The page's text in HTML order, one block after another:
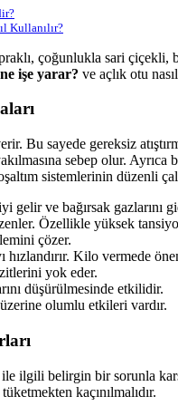
Kullanılır?
çoğunlukla sari çiçekli,
işe yarar? ve açlık otu
Bu sayede gereksiz
sebep olur.
sistemlerinin düzenli
gelir ve bağırsak gazlarını
Özellikle yüksek
çözer.
hızlandırır. Kilo vermede
yok eder.
düşürülmesinde etkilidir.
olumlu etkileri vardır.
ile ilgili belirgin bir sorunla
kaçınılmalıdır.